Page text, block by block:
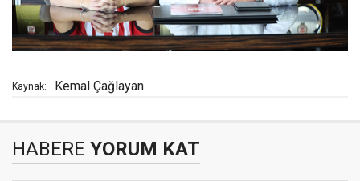
Kaynak: Kemal Çağlayan
HABERE YORUM KAT